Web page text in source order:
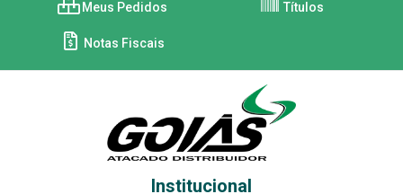
Meus Pedidos Títulos
Notas Fiscais
Institucional